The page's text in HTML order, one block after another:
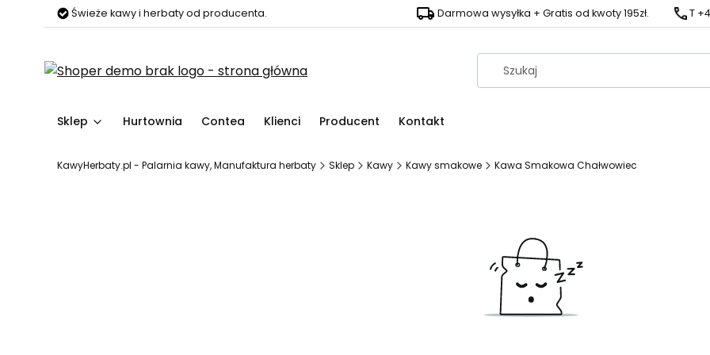
Świeże kawy i herbaty od producenta. Darmowa wysyłka + Gratis od kwoty 195zł. T
Sklep Hurtownia Contea Klienci Producent Kontakt
KawyHerbaty.pl - Palarnia kawy, Manufaktura herbaty Sklep Kawy Kawy smakowe Kawa Smakowa Chałwowiec